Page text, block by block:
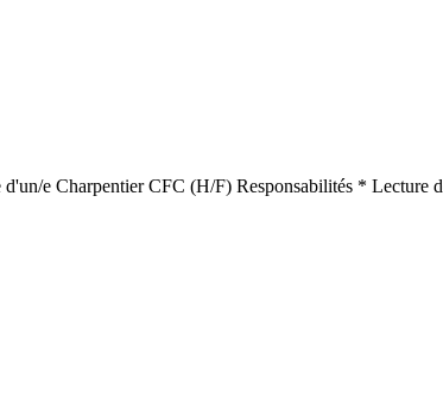
e Charpentier CFC (H/F) Responsabilités * Lecture